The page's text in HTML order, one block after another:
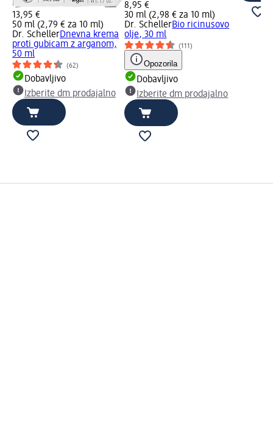
13,95 €
50 ml (2,79 € za 10 ml)
Dr. SchellerDnevna krema
proti gubicam z arganom,
50 ml
(62)
Dobavljivo
Izberite dm prodajalno
8,95 €
30 ml (2,98 € za 10 ml)
Dr. SchellerBio ricinusovo
olje, 30 ml
(111)
Opozorila
Dobavljivo
Izberite dm prodajalno